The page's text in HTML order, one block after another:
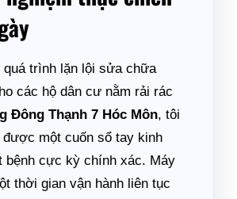
quá trình lặn lội sửa chữa
các hộ dân cư nằm rải rác
Đông Thạnh 7 Hóc Môn, tôi
được một cuốn sổ tay kinh
bệnh cực kỳ chính xác. Máy
thời gian vận hành liên tục